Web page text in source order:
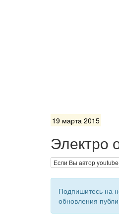
19 марта 2015
Электро
Если Вы автор
Подпишитесь на
обновления